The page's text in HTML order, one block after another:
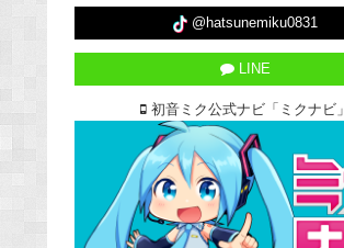
@hatsunemiku0831
LINE
初音ミク公式ナビ「ミクナビ」